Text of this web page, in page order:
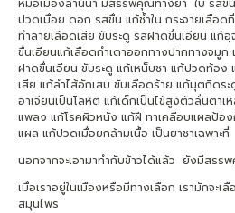
หมอเมืองล้านนา มีสรรพคุณทางยา ใบ รสขื่
ปวดเมื่อย ดอก รสขื่น แก้ช้ำใน กระจายเลือด
ทำลายเลือดเสีย ขับระดู รสฝาดขื่นเอียน แก้
ขื่นเอียนแก้เลือดกำเดาออกทางปากทางจมูก
ฝาดขื่นเอียน ขับระดู แก้เหน็บชา แก้ปวดท้อ
เสีย แก้ลำไส้อักเสบ ขับเลือดร้าย แก้มุตกิดร
อาเจียนเป็นโลหิต แก้เด็กเป็นไข้สูงตัวลั่นตา
แพลง แก้โรคผิวหนัง แก้ฝี ทาเคลือบแผลป้อ
แผล แก้ปวดเมื่อยกล้ามเนื้อ เป็นยาชาเฉพาะที่
นอกจากจะเอามาทำกับข้าวได้แล้ว ยังมีสร
เมื่อเราอยู่ในเมืองหรือมีทางเลือก เรามักจะเ
สมุนไพร